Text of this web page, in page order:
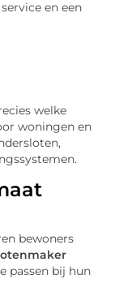
en een
welke
woningen en
bewoners
passen bij hun